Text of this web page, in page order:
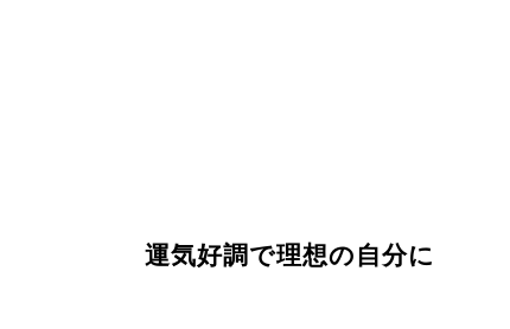
運気好調で理想の自分に